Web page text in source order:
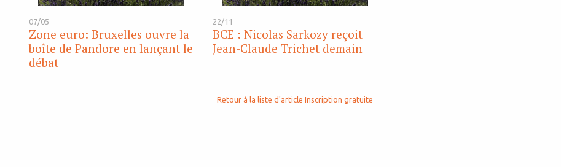
07/05
Zone euro: Bruxelles ouvre la
boîte de Pandore en lançant le
débat
22/11
BCE : Nicolas Sarkozy reçoit
Jean-Claude Trichet demain
Retour à la liste d'article Inscription gratuite